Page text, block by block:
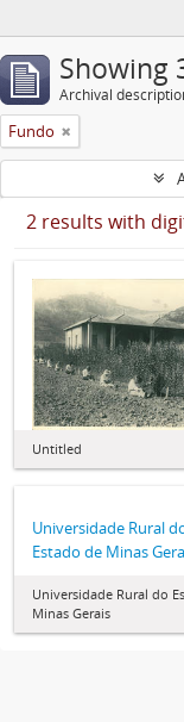
Showing
Archival
Fundo
2 results with
Untitled
Universidade Rural
Estado de Minas
Universidade Rural do
Minas Gerais